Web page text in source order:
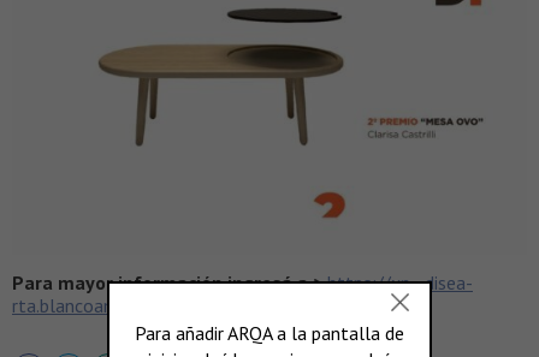
Para mayor información ingresá a > https://xn--disea-
rta.blancoamor.com/